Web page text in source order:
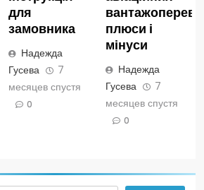
для
замовника
Надежда
Гусева
7
месяцев спустя
0
плюси і
мінуси
Надежда
Гусева
7
месяцев спустя
0